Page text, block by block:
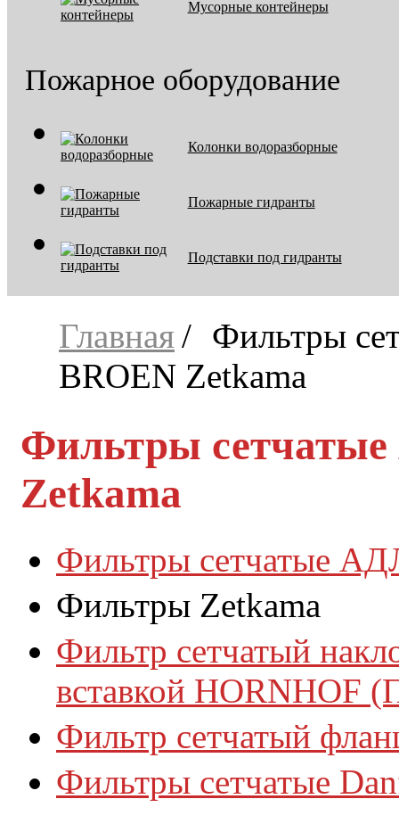
Мусорные контейнеры
Пожарное оборудование
Колонки водоразборные
Пожарные гидранты
Подставки под гидранты
Главная
Фильтры
BROEN Zetkama
Фильтры
Zetkama
Фильтры сетчатые
Фильтры Zetkama
Фильтр сетчатый
вставкой HORNHOF
Фильтр сетчатый
Фильтры сетчатые